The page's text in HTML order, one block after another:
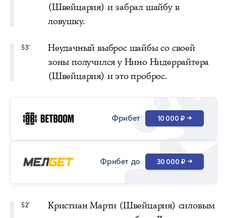
(Швейцария) и забрал шайбу в
ловушку.
53'
Неудачный выброс шайбы со своей
зоны получился у Нино Нидеррайтера
(Швейцария) и это проброс.
Фрибет 10 000 ₽ →
Фрибет до 30 000 ₽ →
52'
Кристиан Марти (Швейцария) силовым